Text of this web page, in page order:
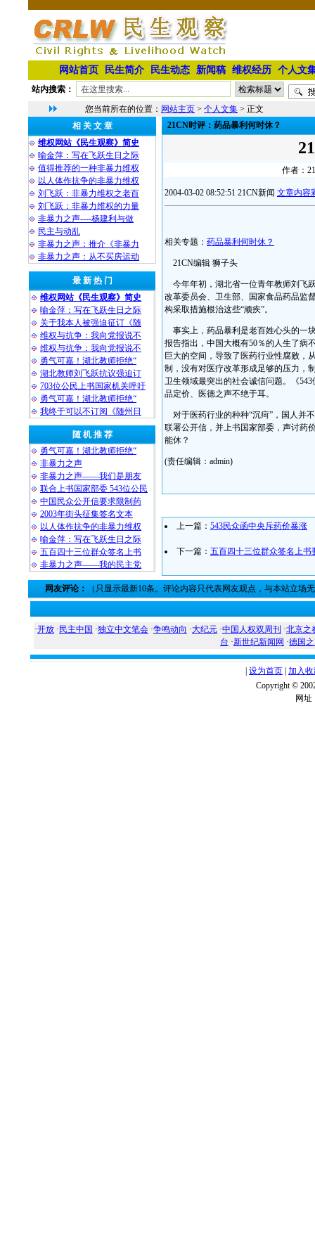
网站首页 民生简介 民生动态 新闻稿 维权经历 个人文
站内搜索：
您当前所在的位置： 网站主页 > 个人文集 > 正文
相 关 文 章
维权网站《民生观察》简史
喻金萍：写在飞跃生日之际
值得推荐的一种非暴力维权
以人体作抗争的非暴力维权
刘飞跃：非暴力维权之老百
刘飞跃：非暴力维权的力量
非暴力之声----杨建利与做
民主与动乱
非暴力之声：推介《非暴力
非暴力之声：从不买房运动
最 新 热 门
维权网站《民生观察》简史
喻金萍：写在飞跃生日之际
关于我本人被强迫征订《随
维权与抗争：我向党报说不
维权与抗争：我向党报说不
勇气可嘉！湖北教师拒绝“
湖北教师刘飞跃抗议强迫订
703位公民上书国家机关呼吁
勇气可嘉！湖北教师拒绝“
我终于可以不订阅《随州日
随 机 推 荐
勇气可嘉！湖北教师拒绝“
非暴力之声
非暴力之声——我们是朋友
联合上书国家部委 543位公民
中国民众公开信要求限制药
2003年街头征集签名文本
以人体作抗争的非暴力维权
喻金萍：写在飞跃生日之际
五百四十三位群众签名上书
非暴力之声——我的民主党
21CN时评：药品暴利何时休？
作者：
2004-03-02 08:52:51 21CN新闻 文章内容
相关专题： 药品暴利何时休？
21CN编辑 狮子头
今年年初，湖北省一位青年教师刘飞
改革委员会、卫生部、国家食品药品监
构采取措施根治这些“顽疾”。
事实上，药品暴利是老百姓心头的一
报告指出，中国大概有50％的人生了病
巨大的空间，导致了医药行业性腐败，
制，没有对医疗改革形成足够的压力，
卫生领域最突出的社会诚信问题。《
品定价、医德之声不绝于耳。
对于医药行业的种种“沉疴”，国人并
联署公开信，并上书国家部委，声讨药
能休？
(责任编辑：admin)
上一篇： 543民众函中央斥药价暴涨
下一篇： 五百四十三位群众签名上书
网友评论： （只显示最新10条。评论内容只代表网友观点，与本站立场
·开放 · 民主中国 ·独立中文笔会 ·争鸣动向 ·大纪元 ·中国人权双周刊 ·北京之
台 ·新世纪新闻网 ·德国
设为首页 加入
Copyright ©
网址